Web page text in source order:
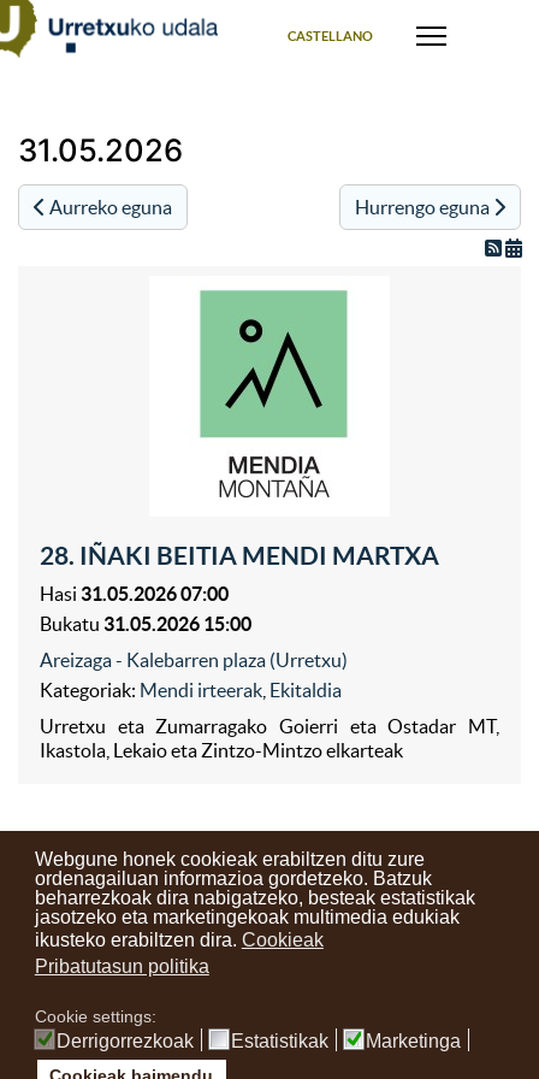
Webgune honek cookieak erabiltzen ditu zure
ordenagailuan informazioa gordetzeko. Batzuk
beharrezkoak dira nabigatzeko, besteak estatistikak
jasotzeko eta marketingekoak multimedia edukiak
ikusteko erabiltzen dira. Cookieak
Pribatutasun politika
Cookie settings:
Derrigorrezkoak Estatistikak Marketinga
CASTELLANO
31.05.2026
Aurreko eguna Hurrengo eguna
28. IÑAKI BEITIA MENDI MARTXA
Hasi 31.05.2026 07:00
Bukatu 31.05.2026 15:00
Areizaga - Kalebarren plaza (Urretxu)
Kategoriak: Mendi irteerak Ekitaldia
Urretxu eta Zumarragako Goierri eta Ostadar MT,
Ikastola, Lekaio eta Zintzo-Mintzo elkarteak
Kontaktuak Erabilera baldintzak Lege oharra
Berriak
Zure iritzia